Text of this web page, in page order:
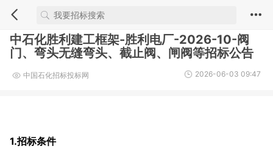
中石化胜利建工框架-胜利电厂-2026-10-阀
门、弯头无缝弯头、截止阀、闸阀等招标公告
中国石化招标投标网 2026-06-03 09:47
1.招标条件